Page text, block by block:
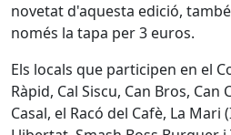
novetat d'aquesta edició,
només la tapa per 3 euros.
Els locals que participen en el
Ràpid, Cal Siscu, Can Bros, Can
Casal, el Racó del Cafè, La Mari